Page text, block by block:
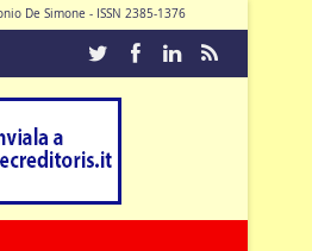
De Simone - ISSN 2385-1376